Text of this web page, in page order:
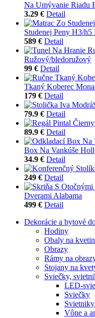
Na Umývanie Riadu
3.29 € Detail
Studenej Peny H3/
589 € Detail
Ružový/bledoružový
99 € Detail
Tkaný Koberec
179 € Detail
79.9 € Detail
89.9 € Detail
Box Na Vankúše
34.9 € Detail
249 € Detail
Dverami Alabama
499 € Detail
Dekorácie a bytové
Hodiny
Obaly na
Obrazy
Rámy na
Stojany na
Sviečky,
LED-
Sviečky
Vône a